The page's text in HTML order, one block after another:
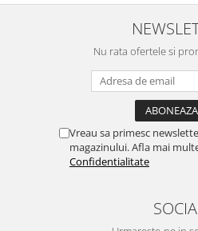
Nu rata ofertele si
Vreau sa primesc
magazinului. Afla mai
Confidentialitate